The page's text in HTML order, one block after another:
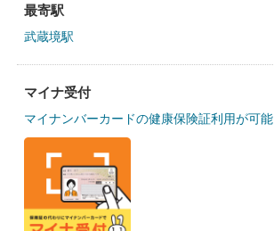
最寄駅
武蔵境駅
マイナ受付
マイナンバーカードの健康保険証利用が可能